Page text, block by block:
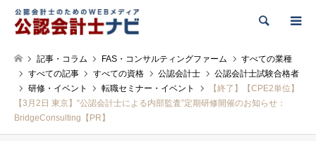
検索
記事・コラム FAS・コンサルティングファーム
すべての業種
すべての記事
すべての資格 公認会計士
公認会計士試験合格者
研修・イベント
転職セミナー・イベント
【終了】【CPE2単位】
【3月2日 東京】“公認会計士による内部監査”定期研修開催のお知らせ：
BridgeConsulting【PR】